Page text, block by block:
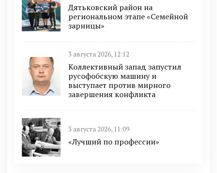
Дятьковский район на
региональном этапе «Семейной
зарницы»
3 августа 2026, 12:12
Коллективный запад запустил
русофобскую машину и
выступает против мирного
завершения конфликта
3 августа 2026, 11:09
«Лучший по профессии»